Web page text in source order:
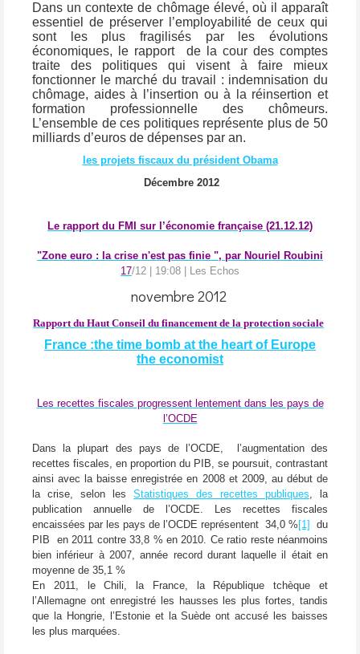
Dans un contexte de chômage élevé, où il apparaît
essentiel de préserver l’employabilité de ceux qui
sont les plus fragilisés par les évolutions
économiques, le rapport
de la cour des comptes
traite des politiques qui visent à faire mieux
fonctionner le marché du travail : indemnisation du
chômage, aides à l’insertion ou à la réinsertion et
formation professionnelle des chômeurs.
L’ensemble de ces politiques représente plus de 50
milliards d’euros de dépenses par an.
les projets fiscaux du président Obama
Décembre 2012
Le rapport du FMI sur l’économie française (21.12.12)
"Zone euro : la crise n'est pas finie ", par Nouriel Roubini
17/12 | 19:08 | Les Echos
novembre 2012
Rapport du Haut Conseil du financement de la protection sociale
France :the time bomb at the heart of Europe
the economist
Les recettes fiscales progressent lentement dans les pays de
l’OCDE
Dans la plupart des pays de l’OCDE, l’augmentation des
recettes fiscales, en proportion du PIB, se poursuit, contrastant
ainsi avec la baisse enregistrée en 2008 et 2009, au début de
la crise, selon les Statistiques des recettes publiques, la
publication annuelle de l’OCDE. Les recettes fiscales
encaissées par les pays de l’OCDE représentent 34,0 % [1]
du
PIB en 2011 contre 33,8 % en 2010. Ce ratio reste néanmoins
bien inférieur à 2007, année record durant laquelle il était en
moyenne de 35,1 %
En 2011, le Chili, la France, la République tchèque et
l’Allemagne ont enregistré les hausses les plus fortes, tandis
que la Hongrie, l’Estonie et la Suède ont accusé les baisses
les plus marquées.